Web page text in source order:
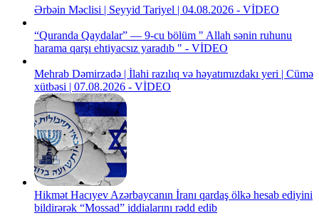
Ərbəin Məclisi | Seyyid Tariyel | 04.08.2026 - VİDEO
“Quranda Qaydalar” — 9-cu bölüm " Allah sənin ruhunu
harama qarşı ehtiyacsız yaradıb " - VİDEO
Mehrab Dəmirzadə | İlahi razılıq və həyatımızdakı yeri | Cümə
xütbəsi | 07.08.2026 - VİDEO
Hikmət Hacıyev Azərbaycanın İranı qardaş ölkə hesab ediyini
bildirərək “Mossad” iddialarını rədd edib